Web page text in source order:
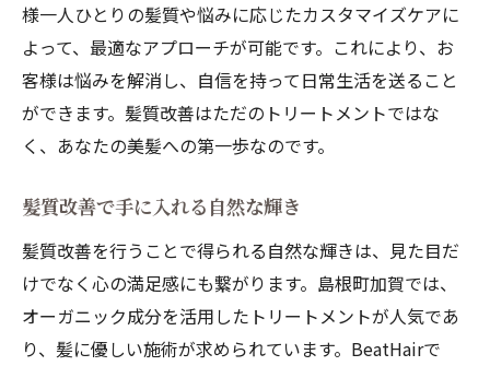
様一人ひとりの髪質や悩みに応じたカスタマイズケアに
よって、最適なアプローチが可能です。これにより、お
客様は悩みを解消し、自信を持って日常生活を送ること
ができます。髪質改善はただのトリートメントではな
く、あなたの美髪への第一歩なのです。
髪質改善で手に入れる自然な輝き
髪質改善を行うことで得られる自然な輝きは、見た目だ
けでなく心の満足感にも繋がります。島根町加賀では、
オーガニック成分を活用したトリートメントが人気であ
り、髪に優しい施術が求められています。BeatHairで